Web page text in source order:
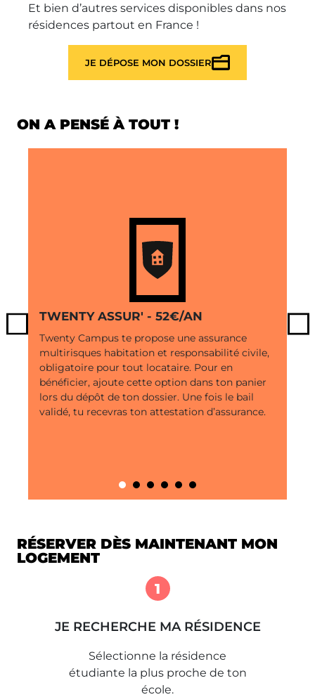
Et bien d’autres services disponibles dans nos
résidences partout en France !
JE DÉPOSE MON DOSSIER
ON A PENSÉ À TOUT !
TWENTY ASSUR' - 52€/AN
Twenty Campus te propose une assurance
multirisques habitation et responsabilité civile,
obligatoire pour tout locataire. Pour en
bénéficier, ajoute cette option dans ton panier
lors du dépôt de ton dossier. Une fois le bail
validé, tu recevras ton attestation d’assurance.
Previous
RÉSERVER DÈS MAINTENANT MON
LOGEMENT
1
JE RECHERCHE MA RÉSIDENCE
Sélectionne la résidence
étudiante la plus proche de ton
école.